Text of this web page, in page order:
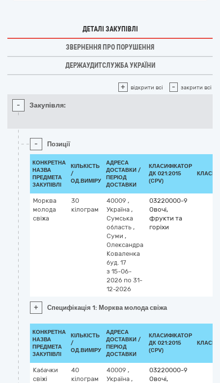
ДЕТАЛІ ЗАКУПІВЛІ
ЗВЕРНЕННЯ ПРО ПОРУШЕННЯ
ДЕРЖАУДИТСЛУЖБА УКРАЇНИ
+ відкрити всі - закрити всі
- Закупівля:
- Позиції
КОНКРЕТНА
НАЗВА
ПРЕДМЕТА
ЗАКУПІВЛІ
КІЛЬКІСТЬ
/
ОД.ВИМІРУ
АДРЕСА
ДОСТАВКИ /
ПЕРІОД
ДОСТАВКИ
КЛАСИФІКАТОР
ДК 021:2015
(CPV)
Морква
молода
свіжа
30
кілограм
40009 ,
Україна ,
Сумська
область ,
Суми ,
Олександра
Коваленка
буд. 17
з 15-06-
2026 по 31-
12-2026
03220000-9
Овочі,
фрукти та
горіхи
+ Специфікація 1: Морква молода свіжа
КОНКРЕТНА
НАЗВА
ПРЕДМЕТА
ЗАКУПІВЛІ
КІЛЬКІСТЬ
/
ОД.ВИМІРУ
АДРЕСА
ДОСТАВКИ /
ПЕРІОД
ДОСТАВКИ
КЛАСИФІКАТОР
ДК 021:2015
(CPV)
Кабачки
свіжі
40
кілограм
40009 ,
Україна ,
03220000-9
Овочі,